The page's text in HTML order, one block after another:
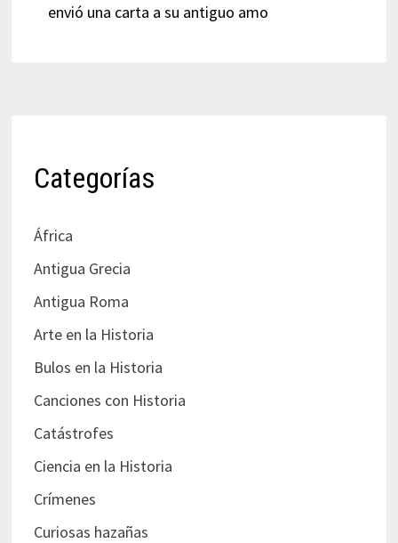
envió una carta a su antiguo amo
Categorías
África
Antigua Grecia
Antigua Roma
Arte en la Historia
Bulos en la Historia
Canciones con Historia
Catástrofes
Ciencia en la Historia
Crímenes
Curiosas hazañas